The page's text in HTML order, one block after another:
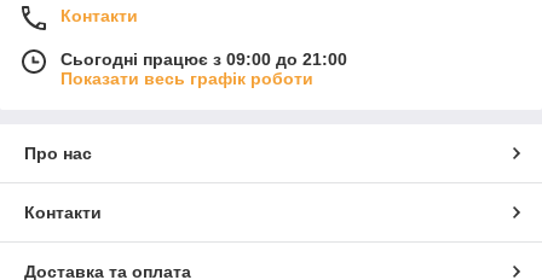
Контакти
Сьогодні працює з 09:00 до 21:00
Показати весь графік роботи
Про нас
Контакти
Доставка та оплата